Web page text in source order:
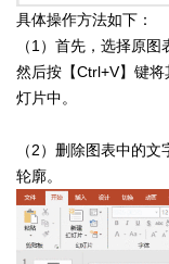
具体操作方法如下：
（1）首先，选择原图
然后按【Ctrl+V】键
灯片中。
（2）删除图表中的
轮廓。